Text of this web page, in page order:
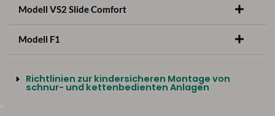
Modell VS2 Slide Comfort
Modell F1
Richtlinien zur kindersicheren Montage von
schnur- und kettenbedienten Anlagen